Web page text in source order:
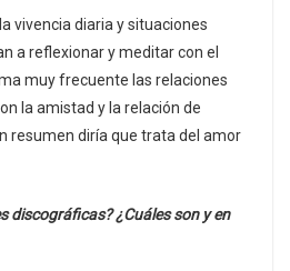
vivencia diaria y situaciones
a reflexionar y meditar con el
muy frecuente las relaciones
la amistad y la relación de
resumen diría que trata del amor
discográficas? ¿Cuáles son y en